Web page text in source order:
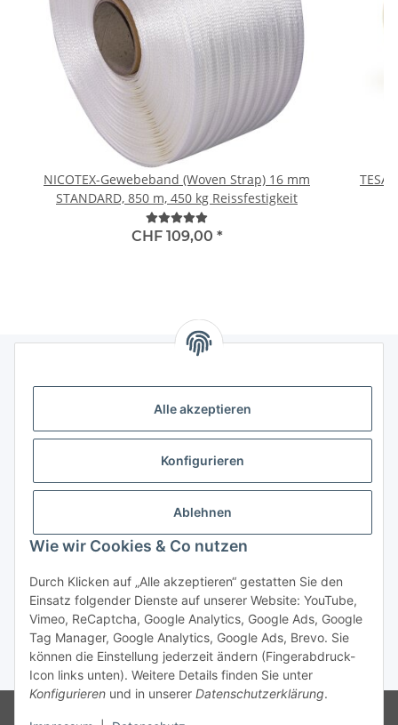
Alle akzeptieren
Konfigurieren
Ablehnen
Wie wir Cookies & Co nutzen
Durch Klicken auf „Alle akzeptieren“ gestatten Sie den
Einsatz folgender Dienste auf unserer Website: YouTube,
Vimeo, ReCaptcha, Google Analytics, Google Ads, Google
Tag Manager, Google Analytics, Google Ads, Brevo. Sie
können die Einstellung jederzeit ändern (Fingerabdruck-
Icon links unten). Weitere Details finden Sie unter
Konfigurieren und in unserer Datenschutzerklärung.
NICOTEX-Gewebeband (Woven Strap) 16 mm
STANDARD, 850 m, 450 kg Reissfestigkeit
CHF 109,00 *
TESA
Kategorien
Das sollten Sie wissen
* Alle Preise exkl. MwSt., zzgl.Versand